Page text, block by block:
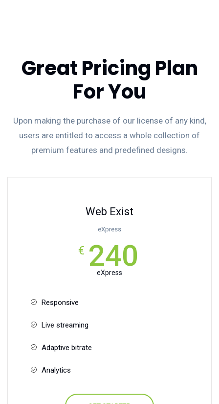
Great Pricing Plan
For You
Upon making the purchase of our license of any kind,
users are entitled to access a whole collection of
premium features and predefined designs.
Web Exist
eXpress
€ 240
eXpress
Responsive
Live streaming
Adaptive bitrate
Analytics